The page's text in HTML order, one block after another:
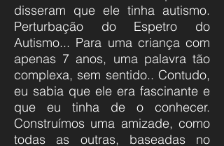
disseram que ele tinha autismo.
Perturbação do Espetro do
Autismo... Para uma criança com
apenas 7 anos, uma palavra tão
complexa, sem sentido.. Contudo,
eu sabia que ele era fascinante e
que eu tinha de o conhecer.
Construímos uma amizade, como
todas as outras, baseadas no